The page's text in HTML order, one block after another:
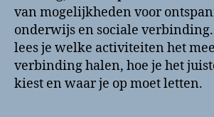
van mogelijkheden voor
onderwijs en sociale
lees je welke activiteiten het
verbinding halen, hoe je het
kiest en waar je op moet letten.